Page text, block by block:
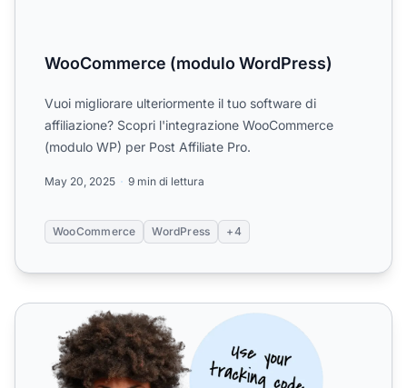
WooCommerce (modulo WordPress)
Vuoi migliorare ulteriormente il tuo software di
affiliazione? Scopri l'integrazione WooCommerce
(modulo WP) per Post Affiliate Pro.
May 20, 2025 9 min di lettura
WooCommerce WordPress +4
Software di affiliazione per WordPress